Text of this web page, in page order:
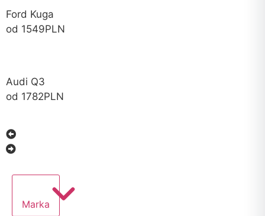
Ford Kuga
od 1549PLN
Audi Q3
od 1782PLN
Marka